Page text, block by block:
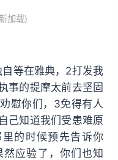
加载)
等在雅典，2打发我
事的提摩太前去坚固
慰你们，3免得有人
己知道我们受患难原
的时候预先告诉你
应验了，你们也知